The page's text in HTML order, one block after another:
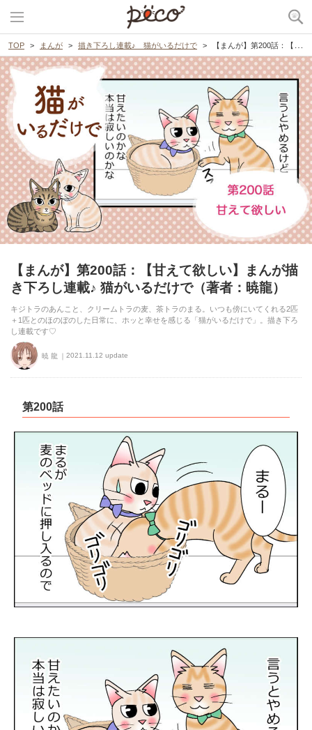
TOP まんが 描き下ろし連載♪ 猫がいるだけで 【まんが】第200話：【甘えて欲しい】まんが描き下ろし連載♪ 猫がいるだけで（著者：暁龍）
【まんが】第200話：【甘えて欲しい】まんが描
き下ろし連載♪ 猫がいるだけで（著者：暁龍）
キジトラのあんこと、クリームトラの麦、茶トラのまる。いつも傍にいてくれる2匹
＋1匹とのほのぼのした日常に、ホッと幸せを感じる「猫がいるだけで」。描き下ろ
し連載です♡
暁 龍 2021.11.12 update
第200話